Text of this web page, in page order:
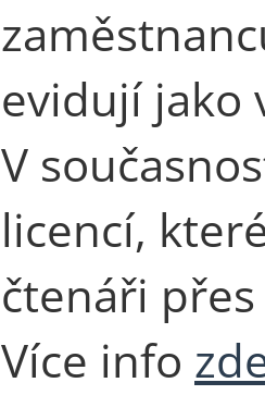
evidují jako
V
licencí,
čtenáři
Více info